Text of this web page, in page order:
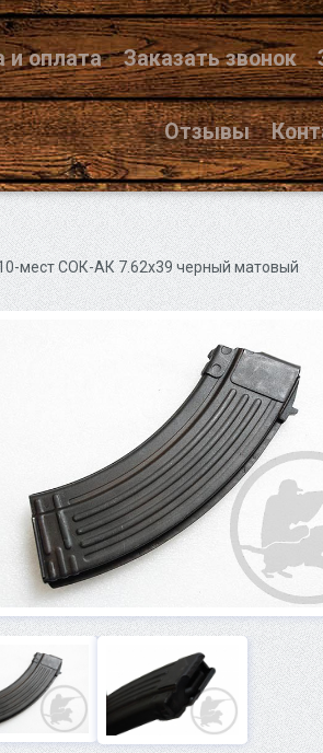
и оплата Заказать звонок
Отзывы
мест СОК-АК 7.62х39 черный матовый